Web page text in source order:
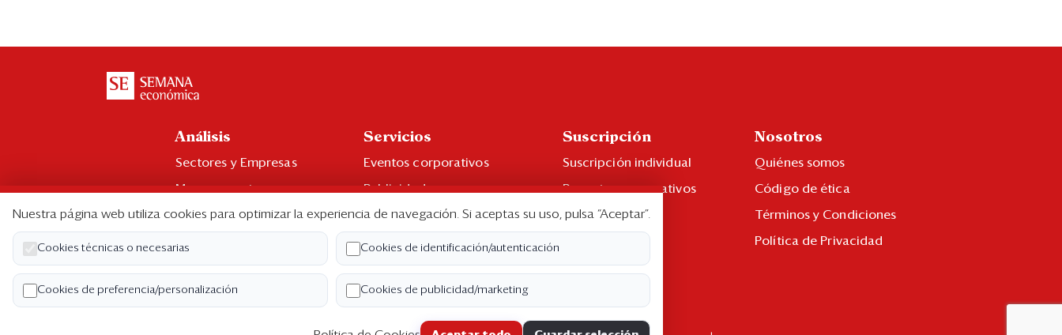
Análisis
Sectores y Empresas
Management
Economía y Finanzas
Legal y Política
Ranking CEO
Blogs
Servicios
Eventos corporativos
Publicidad
Contáctenos
Libro de reclamaciones
Suscripción
Suscripción individual
Paquetes corporativos
Edición Impresa
Nosotros
Quiénes somos
Código de ética
Términos y Condiciones
Política de Privacidad
Nuestra página web utiliza cookies para optimizar la experiencia de navegación. Si aceptas su uso, pulsa “Aceptar”.
Cookies técnicas o necesarias Cookies de identificación/autenticación
Cookies de preferencia/personalización Cookies de publicidad/marketing